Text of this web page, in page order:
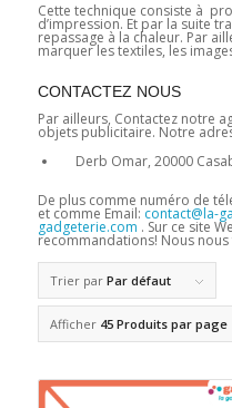
Cette technique consiste à
d’impression. Et par la suite
repassage à la chaleur. Par
marquer les textiles, les
CONTACTEZ NOUS
Par ailleurs, Contactez notre
objets publicitaire. Notre
Derb Omar, 20000
De plus comme numéro de
et comme Email: contact@la-
gadgeterie.com . Sur ce site
recommandations! Nous
Trier par Par défaut
Afficher 45 Produits par page